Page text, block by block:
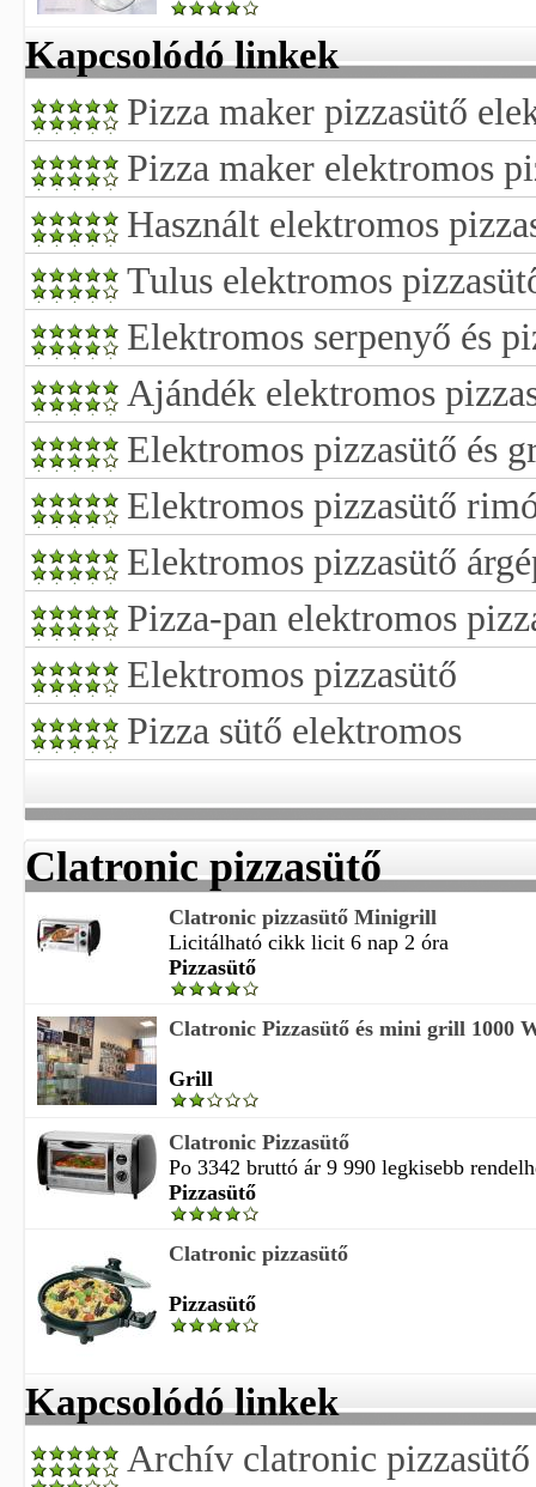
Kapcsolódó linkek
Pizza maker pizzasütő
Pizza maker elektromos
Használt elektromos
Tulus elektromos
Elektromos serpenyő és
Ajándék elektromos
Elektromos pizzasütő és
Elektromos pizzasütő
Elektromos pizzasütő
Pizza-pan elektromos
Elektromos pizzasütő
Pizza sütő elektromos
Clatronic pizzasütő
Clatronic pizzasütő Minigrill
Licitálható cikk licit 6 nap 2 óra
Pizzasütő
Clatronic Pizzasütő és mini grill 1000
Grill
Clatronic Pizzasütő
Po 3342 bruttó ár 9 990 legkisebb
Pizzasütő
Clatronic pizzasütő
Pizzasütő
Kapcsolódó linkek
Archív clatronic